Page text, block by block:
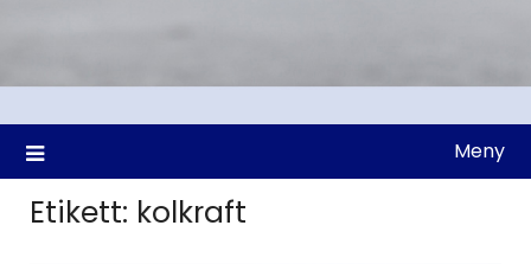
Meny
Etikett: kolkraft